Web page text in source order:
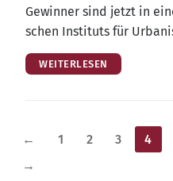
Gewin­ner sind jetzt in
schen Insti­tuts für
WEITERLESEN
← 1 2 3 4
→